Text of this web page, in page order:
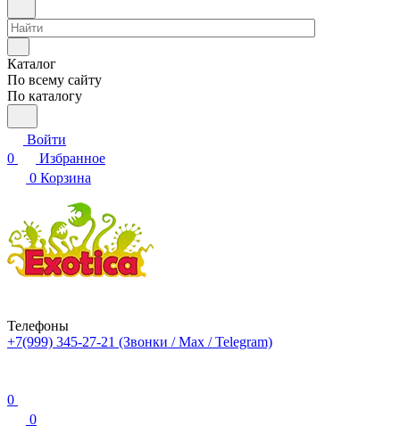
Каталог
По всему сайту
По каталогу
Войти
0
Избранное
0 Корзина
Телефоны
+7(999) 345-27-21 (Звонки / Max / Telegram)
0
0